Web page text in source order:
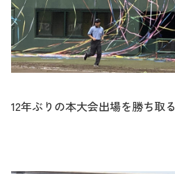
12年ぶりの本大会出場を勝ち取る